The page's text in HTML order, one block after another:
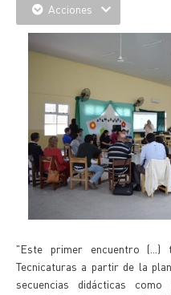
Acciones
"Este primer encuentro (...)
Tecnicaturas a partir de la
secuencias didácticas